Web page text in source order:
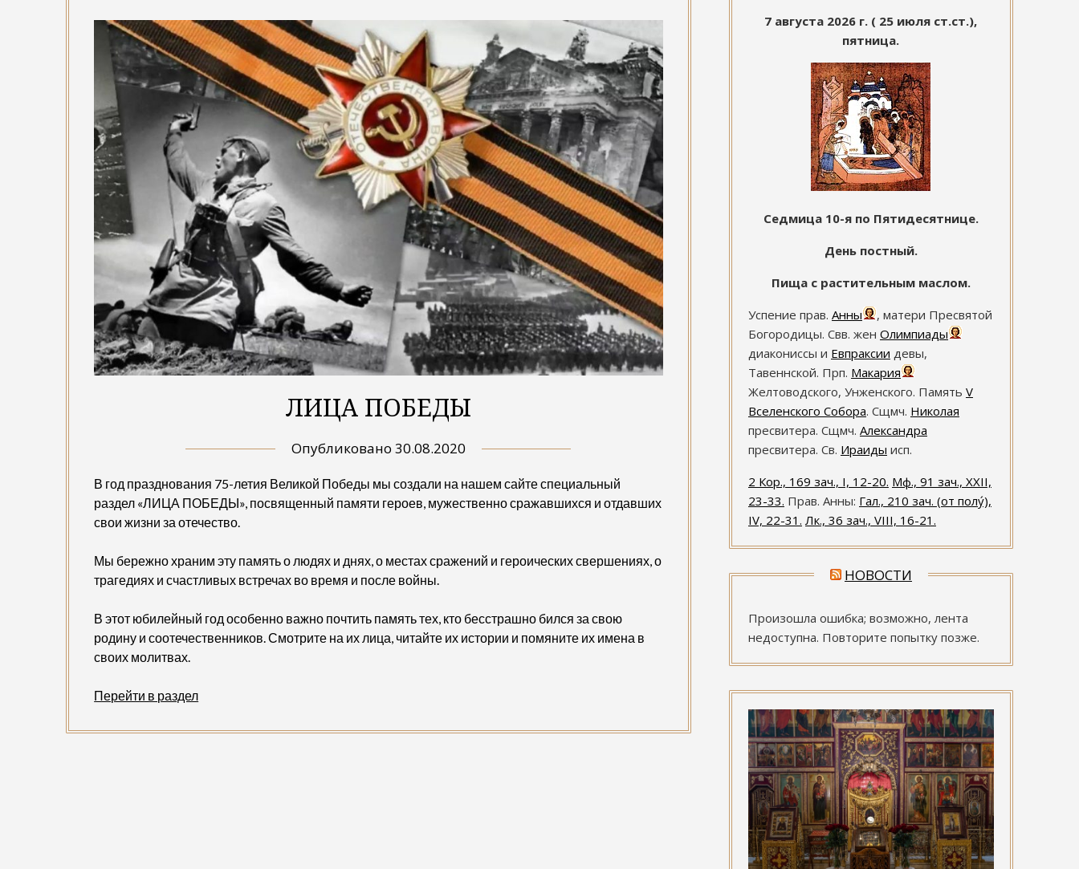
ЛИЦА ПОБЕДЫ
Опубликовано 30.08.2020
В год празднования 75-летия Великой Победы мы создали на нашем сайте специальный
раздел «ЛИЦА ПОБЕДЫ», посвященный памяти героев, мужественно сражавшихся и отдавших
свои жизни за отечество.
Мы бережно храним эту память о людях и днях, о местах сражений и героических свершениях, о
трагедиях и счастливых встречах во время и после войны.
В этот юбилейный год особенно важно почтить память тех, кто бесстрашно бился за свою
родину и соотечественников. Смотрите на их лица, читайте их истории и помяните их имена в
своих молитвах.
Перейти в раздел
7 августа 2026 г. ( 25 июля ст.ст.),
пятница.
Седмица 10-я по Пятидесятнице.
День постный.
Пища с растительным маслом.
Успение прав. Анны
, матери Пресвятой
Богородицы. Свв. жен Олимпиады
диакониссы и Евпраксии девы,
Тавеннской. Прп. Макария
Желтоводского, Унженского. Память V
Вселенского Собора. Сщмч. Николая
пресвитера. Сщмч. Александра
пресвитера. Св. Ираиды исп.
2 Кор., 169 зач., I, 12-20. Мф., 91 зач., XXII,
23-33. Прав. Анны: Гал., 210 зач. (от полу́),
IV, 22-31. Лк., 36 зач., VIII, 16-21.
НОВОСТИ
Произошла ошибка; возможно, лента
недоступна. Повторите попытку позже.